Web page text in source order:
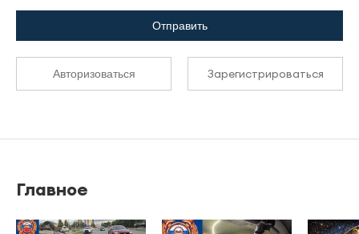
Отправить
Авторизоваться Зарегистрироваться
Главное